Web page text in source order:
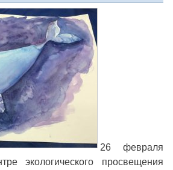
26 февраля
экологического просвещения